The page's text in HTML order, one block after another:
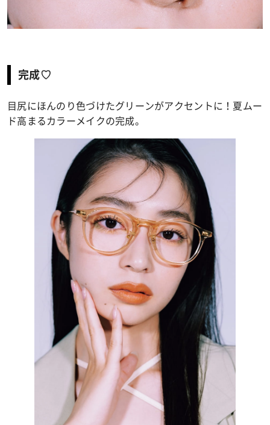
完成♡
目尻にほんのり色づけたグリーンがアクセントに！夏ムー
ド高まるカラーメイクの完成。